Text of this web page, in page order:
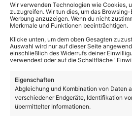
Wir verwenden Technologien wie Cookies,
zuzugreifen. Wir tun dies, um das
Werbung anzuzeigen. Wenn du nicht
Merkmale und Funktionen beeinträchtigen.
Klicke unten, um dem oben Gesagten
Auswahl wird nur auf dieser Seite
einschließlich des Widerrufs deiner
verwendest oder auf die Schaltfläche
Eigenschaften
Abgleichung und Kombination von Daten
verschiedener Endgeräte, Identifikation
übermittelter Informationen.
Das könnte Euch auch
Wahnsinn
„Die
Die schönsten
Nadin Meypo,
Wolfahrt uvm.